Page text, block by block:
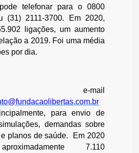
telefonar para o 0800
(31) 2111-3700. Em 2020,
ligações, um aumento
a 2019. Foi uma média
por dia.
mail
para envio de
demandas sobre
planos de saúde. Em 2020
7.110